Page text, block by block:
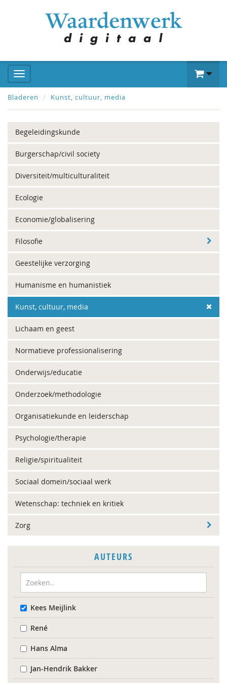
Bladeren Kunst, cultuur, media
Begeleidingskunde
Burgerschap/civil society
Diversiteit/multiculturaliteit
Ecologie
Economie/globalisering
Filosofie
Geestelijke verzorging
Humanisme en humanistiek
Kunst, cultuur, media
Lichaam en geest
Normatieve professionalisering
Onderwijs/educatie
Onderzoek/methodologie
Organisatiekunde en leiderschap
Psychologie/therapie
Religie/spiritualiteit
Sociaal domein/sociaal werk
Wetenschap: techniek en kritiek
Zorg
AUTEURS
Kees Meijlink
René
Hans Alma
Jan-Hendrik Bakker